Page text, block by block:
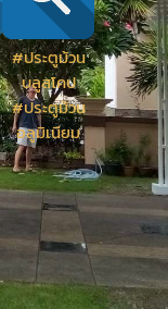
#ประตูม้วน
บลูสโคป
#ประตูม้วน
อลูมิเนียม